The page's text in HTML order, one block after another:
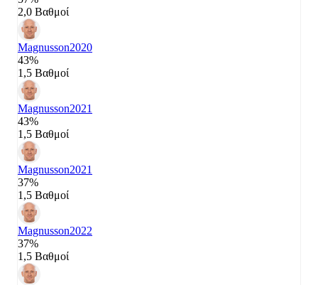
2,0 Βαθμοί
Magnusson2020
43%
1,5 Βαθμοί
Magnusson2021
43%
1,5 Βαθμοί
Magnusson2021
37%
1,5 Βαθμοί
Magnusson2022
37%
1,5 Βαθμοί